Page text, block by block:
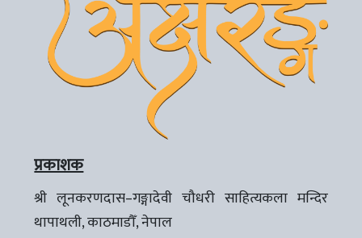
प्रकाशक
श्री लूनकरणदास–गङ्गादेवी चौधरी साहित्यकला मन्दिर
थापाथली, काठमाडौँ, नेपाल